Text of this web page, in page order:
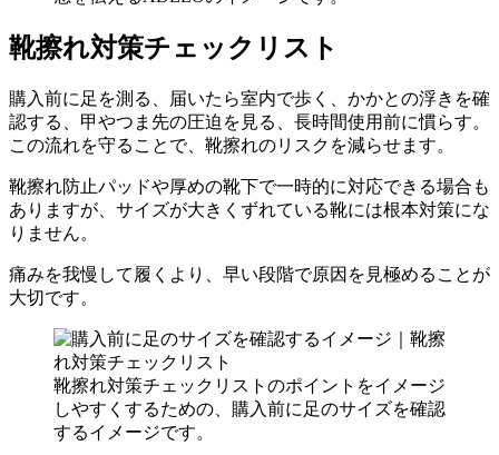
靴擦れ対策チェックリスト
購入前に足を測る、届いたら室内で歩く、かかとの浮きを確
認する、甲やつま先の圧迫を見る、長時間使用前に慣らす。
この流れを守ることで、靴擦れのリスクを減らせます。
靴擦れ防止パッドや厚めの靴下で一時的に対応できる場合も
ありますが、サイズが大きくずれている靴には根本対策にな
りません。
痛みを我慢して履くより、早い段階で原因を見極めることが
大切です。
靴擦れ対策チェックリストのポイントをイメージ
しやすくするための、購入前に足のサイズを確認
するイメージです。